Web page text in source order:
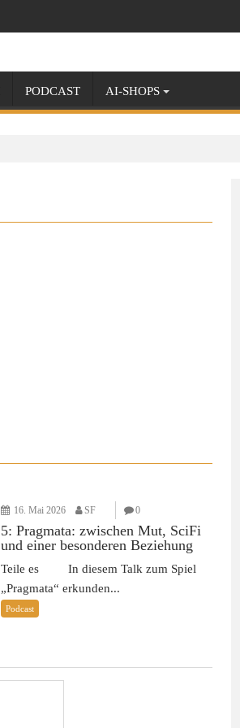
PODCAST AI-SHOPS
16. Mai 2026 SF 0
5: Pragmata: zwischen Mut, SciFi
und einer besonderen Beziehung
Teile es In diesem Talk zum Spiel
„Pragmata“ erkunden...
Podcast